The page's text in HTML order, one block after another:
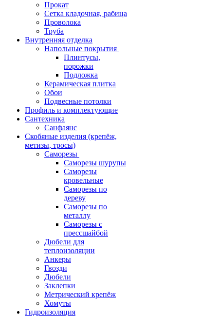
Прокат
Сетка кладочная, рабица
Проволока
Труба
Внутренняя отделка
Напольные покрытия
Плинтусы,
порожки
Подложка
Керамическая плитка
Обои
Подвесные потолки
Профиль и комплектующие
Сантехника
Санфаянс
Скобяные изделия (крепёж,
метизы, тросы)
Саморезы
Саморезы шурупы
Саморезы
кровельные
Саморезы по
дереву
Саморезы по
металлу
Саморезы с
прессшайбой
Дюбели для
теплоизоляции
Анкеры
Гвозди
Дюбели
Заклепки
Метрический крепёж
Хомуты
Гидроизоляция